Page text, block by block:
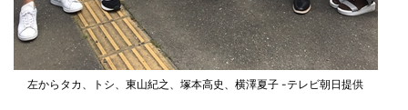
左からタカ、トシ、東山紀之、塚本高史、横澤夏子 -テレビ朝日提供